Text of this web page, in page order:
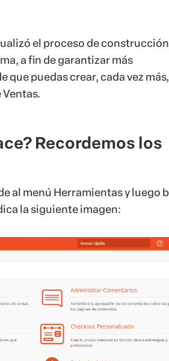
el proceso de
a fin de garantizar más
que puedas crear, cada vez más,
Recordemos los
al menú Herramientas y luego
la siguiente imagen: